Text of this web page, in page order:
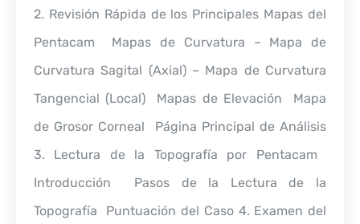
2. Revisión Rápida de los Principales Mapas del
Pentacam  Mapas de Curvatura – Mapa de
Curvatura Sagital (Axial) – Mapa de Curvatura
Tangencial (Local)  Mapas de Elevación  Mapa
de Grosor Corneal  Página Principal de Análisis
3. Lectura de la Topografía por Pentacam 
Introducción  Pasos de la Lectura de la
Topografía  Puntuación del Caso 4. Examen del